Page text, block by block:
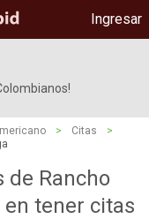
Ingresar
> Citas
>
de Rancho
tener citas